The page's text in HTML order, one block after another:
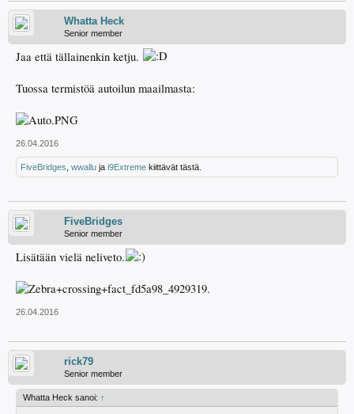
Whatta Heck
Senior member
Jaa että tällainenkin ketju.
Tuossa termistöä autoilun maailmasta:
26.04.2016
FiveBridges, wwallu ja i9Extreme kiittävät tästä.
FiveBridges
Senior member
Lisätään vielä neliveto.
26.04.2016
rick79
Senior member
Whatta Heck sanoi: ↑